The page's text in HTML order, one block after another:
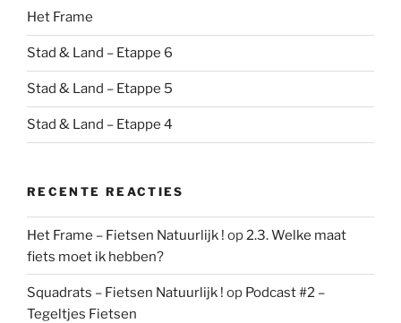
Het Frame
Stad & Land – Etappe 6
Stad & Land – Etappe 5
Stad & Land – Etappe 4
RECENTE REACTIES
Het Frame – Fietsen Natuurlijk ! op 2.3. Welke maat
fiets moet ik hebben?
Squadrats – Fietsen Natuurlijk ! op Podcast #2 –
Tegeltjes Fietsen